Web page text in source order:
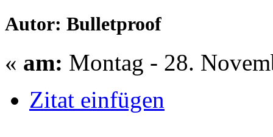
Autor: Bulletproof
« am: Montag - 28.
Zitat einfügen